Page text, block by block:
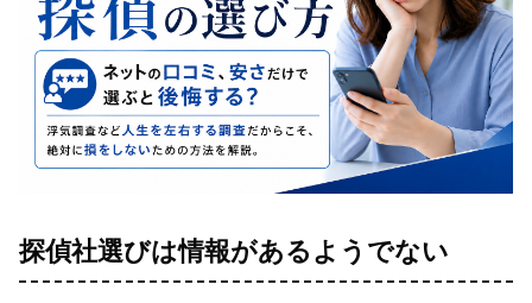
探偵社選びは情報があるようでない